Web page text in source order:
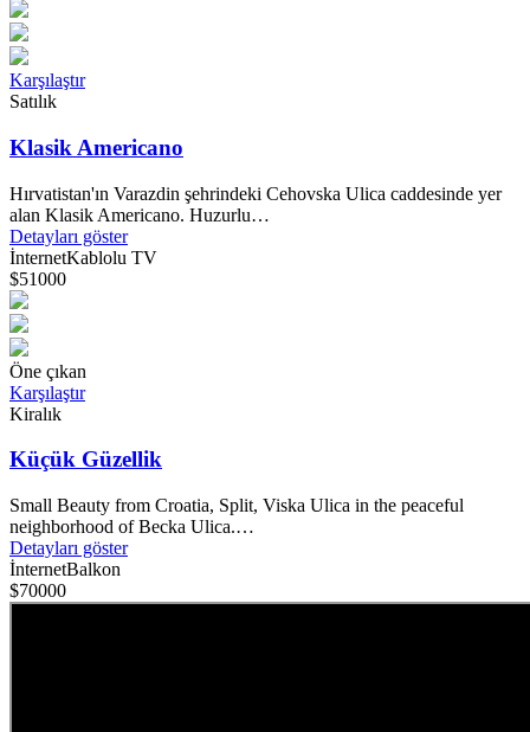
Karşılaştır
Satılık
Klasik Americano
Hırvatistan'ın Varazdin şehrindeki Cehovska Ulica caddesinde yer
alan Klasik Americano. Huzurlu…
Detayları göster
İnternetKablolu TV
$51000
Öne çıkan
Karşılaştır
Kiralık
Küçük Güzellik
Small Beauty from Croatia, Split, Viska Ulica in the peaceful
neighborhood of Becka Ulica.…
Detayları göster
İnternetBalkon
$70000